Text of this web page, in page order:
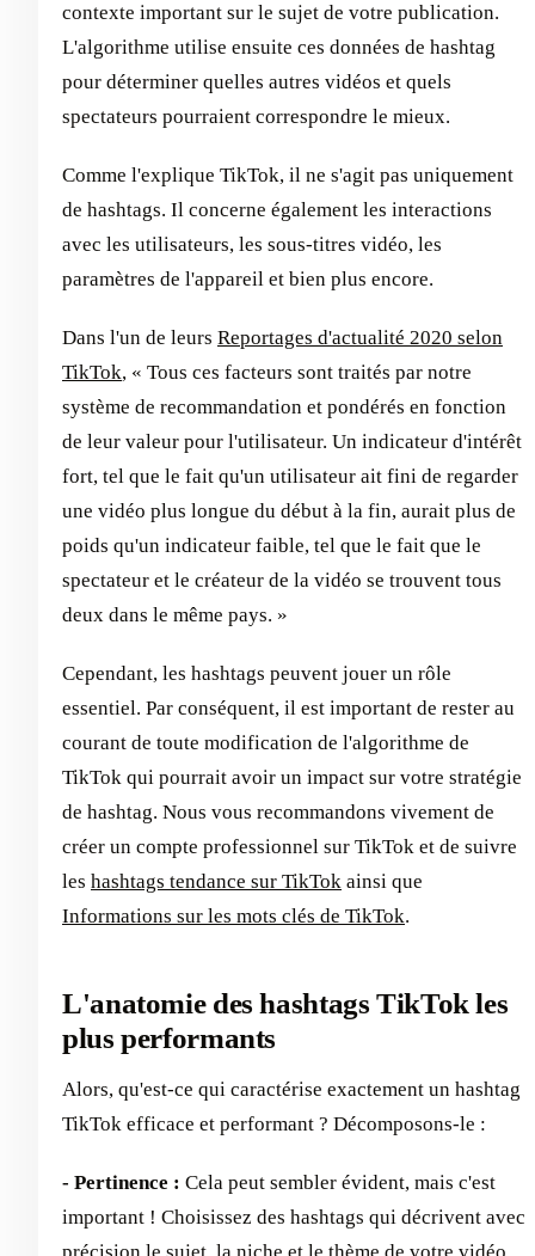
contexte important sur le sujet de votre publication.
L'algorithme utilise ensuite ces données de hashtag
pour déterminer quelles autres vidéos et quels
spectateurs pourraient correspondre le mieux.
Comme l'explique TikTok, il ne s'agit pas uniquement
de hashtags. Il concerne également les interactions
avec les utilisateurs, les sous-titres vidéo, les
paramètres de l'appareil et bien plus encore.
Dans l'un de leurs Reportages d'actualité 2020 selon
TikTok, « Tous ces facteurs sont traités par notre
système de recommandation et pondérés en fonction
de leur valeur pour l'utilisateur. Un indicateur d'intérêt
fort, tel que le fait qu'un utilisateur ait fini de regarder
une vidéo plus longue du début à la fin, aurait plus de
poids qu'un indicateur faible, tel que le fait que le
spectateur et le créateur de la vidéo se trouvent tous
deux dans le même pays. »
Cependant, les hashtags peuvent jouer un rôle
essentiel. Par conséquent, il est important de rester au
courant de toute modification de l'algorithme de
TikTok qui pourrait avoir un impact sur votre stratégie
de hashtag. Nous vous recommandons vivement de
créer un compte professionnel sur TikTok et de suivre
les hashtags tendance sur TikTok ainsi que
Informations sur les mots clés de TikTok.
L'anatomie des hashtags TikTok les
plus performants
Alors, qu'est-ce qui caractérise exactement un hashtag
TikTok efficace et performant ? Décomposons-le :
- Pertinence : Cela peut sembler évident, mais c'est
important ! Choisissez des hashtags qui décrivent avec